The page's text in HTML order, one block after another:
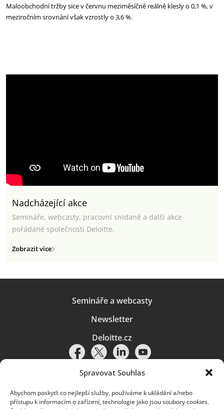
Spravovat Souhlas
Abychom poskytli co nejlepší služby, používáme k ukládání a/nebo
přístupu k informacím o zařízení, technologie jako jsou soubory cookies.
Maloobchodní tržby sice v červnu meziměsíčně reálně klesly o 0,1 %, v
meziročním srovnání však vzrostly o 3,6 %.
Nadcházející akce
Semináře, webcasty, pracovní snídaně a další akce
pořádané společností Deloitte.
Zobrazit více
Semináře a webcasty
Newsletter
Deloitte.cz
Pravidla používání|Ochrana osobních údajů|Soubory cookies |